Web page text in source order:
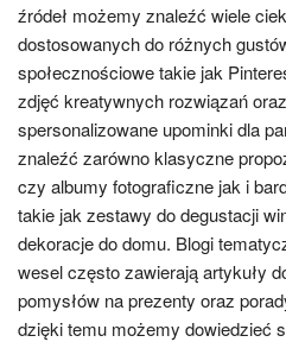
źródeł możemy znaleźć wiele
dostosowanych do różnych
społecznościowe takie jak
zdjęć kreatywnych rozwiązań
spersonalizowane upominki dla
znaleźć zarówno klasyczne
czy albumy fotograficzne jak i
takie jak zestawy do degustacji
dekoracje do domu. Blogi
wesel często zawierają artykuły
pomysłów na prezenty oraz
dzięki temu możemy dowiedzieć